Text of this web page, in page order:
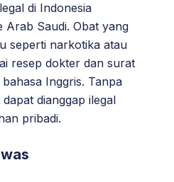
di Indonesia
Arab Saudi. Obat yang
seperti narkotika atau
resep dokter dan surat
Inggris. Tanpa
dianggap ilegal
pribadi.